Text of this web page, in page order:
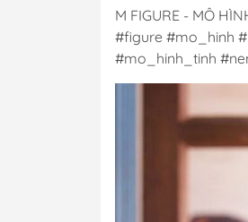
M FIGURE - MÔ
#figure #mo_hinh
#mo_hinh_tinh